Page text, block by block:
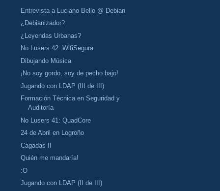
Entrevista a Luciano Bello @ Debian
¿Debianizador?
¿Leyendas Urbanas?
No Lusers 42: WifiSegura
Dibujando Música
¡No soy gordo, soy de pecho bajo!
Jugando con LDAP (III de III)
Formación Técnica en Seguridad y
Auditoría
No Lusers 41: QuadCore
24 de Abril en Logroño
Cagadas II
Quién me mandaría!
:O
Jugando con LDAP (II de III)